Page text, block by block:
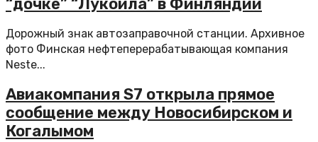
Дорожный знак автозаправочной станции. Архивное
фото Финская нефтеперерабатывающая компания
Neste...
Авиакомпания S7 открыла прямое
сообщение между Новосибирском и
Когалымом